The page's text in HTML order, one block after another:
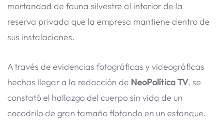
mortandad de fauna silvestre al interior de la
reserva privada que la empresa mantiene dentro de
sus instalaciones.
A través de evidencias fotográficas y videográficas
hechas llegar a la redacción de NeoPolítica TV, se
constató el hallazgo del cuerpo sin vida de un
cocodrilo de gran tamaño flotando en un estanque.